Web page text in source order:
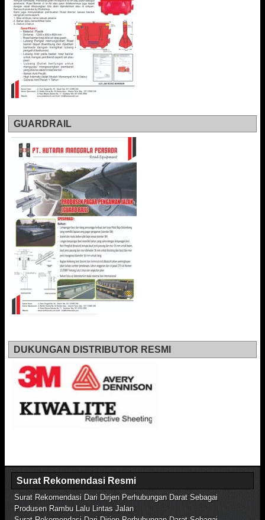
GUARDRAIL
DUKUNGAN DISTRIBUTOR RESMI
Surat Rekomendasi Resmi
Surat Rekomendasi Dari Dirjen Perhubungan Darat Sebagai
Produsen Rambu Lalu Lintas Jalan